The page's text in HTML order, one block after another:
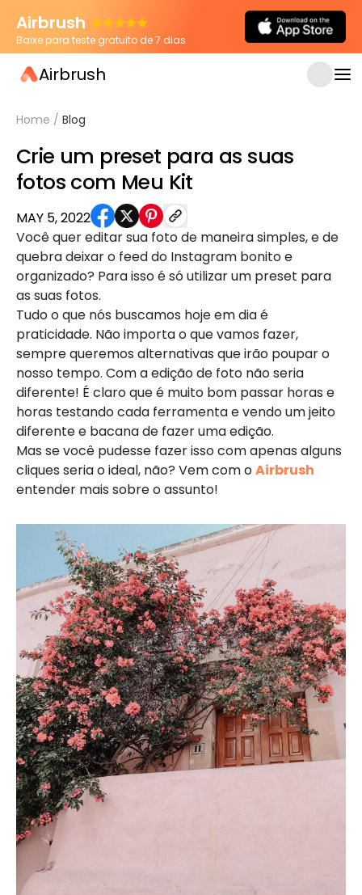
Airbrush
Baixe para teste gratuito de 7 dias
Airbrush
Home / Blog
Crie um preset para as suas
fotos com Meu Kit
MAY 5, 2022
Você quer editar sua foto de maneira simples, e de
quebra deixar o feed do Instagram bonito e
organizado? Para isso é só utilizar um preset para
as suas fotos.
Tudo o que nós buscamos hoje em dia é
praticidade. Não importa o que vamos fazer,
sempre queremos alternativas que irão poupar o
nosso tempo. Com a edição de foto não seria
diferente! É claro que é muito bom passar horas e
horas testando cada ferramenta e vendo um jeito
diferente e bacana de fazer uma edição.
Mas se você pudesse fazer isso com apenas alguns
cliques seria o ideal, não? Vem com oAirbrush
entender mais sobre o assunto!